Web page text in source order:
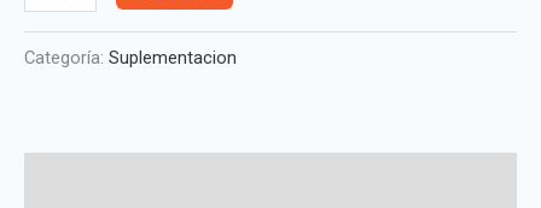
Categoría: Suplementacion